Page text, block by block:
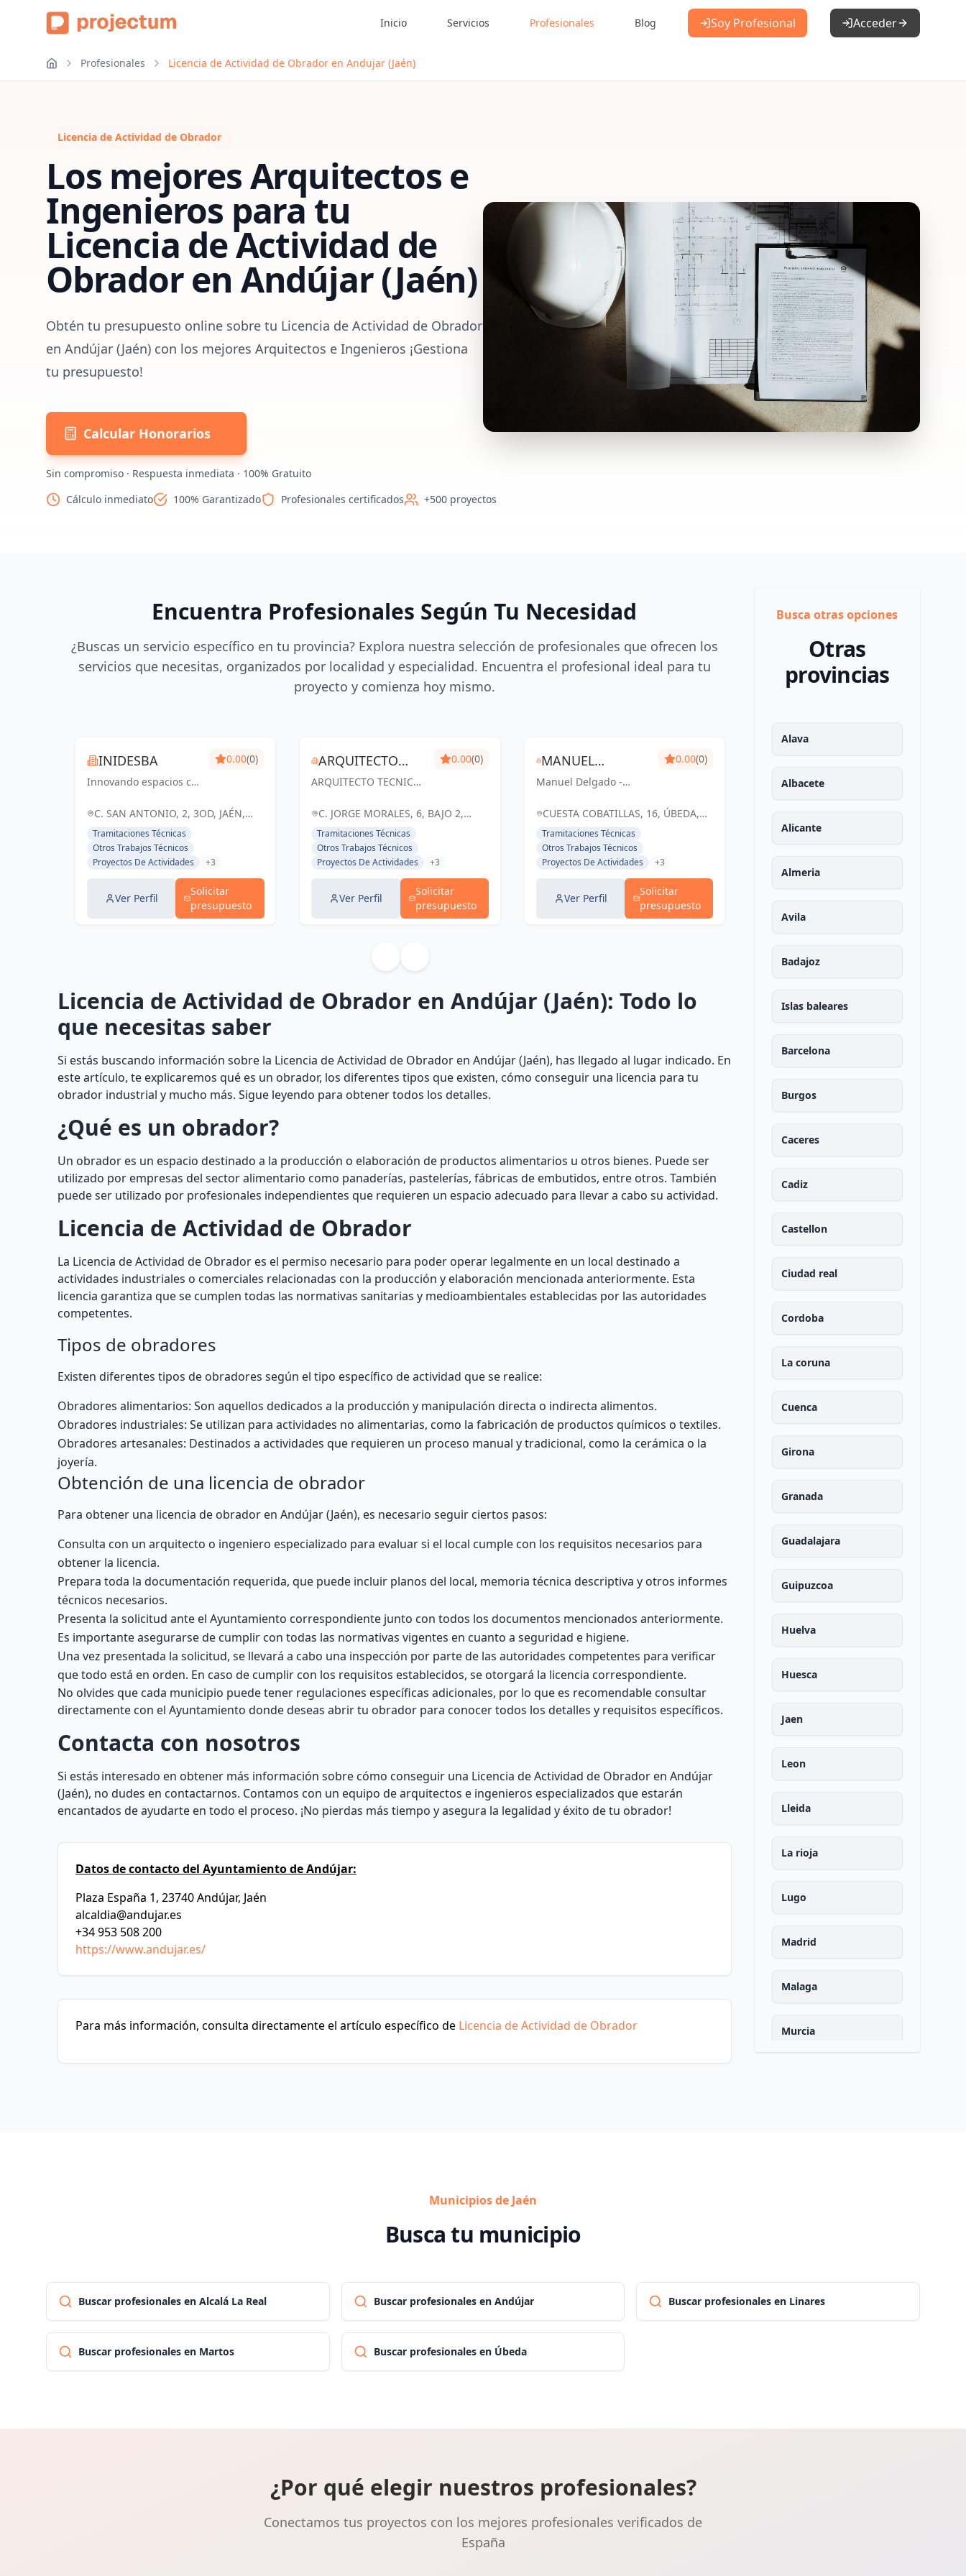
Inicio Servicios Profesionales Blog Soy Profesional Acceder
Profesionales Licencia de Actividad de Obrador en Andujar (Jaén)
Licencia de Actividad de Obrador
Los mejores Arquitectos e
Ingenieros para tu
Licencia de Actividad de
Obradoren Andújar (Jaén)
Obtén tu presupuesto online sobre tu Licencia de Actividad de Obrador
en Andújar (Jaén) con los mejores Arquitectos e Ingenieros ¡Gestiona
tu presupuesto!
Calcular Honorarios
Sin compromiso · Respuesta inmediata · 100% Gratuito
Cálculo inmediato
100% Garantizado Profesionales certificados +500 proyectos
Encuentra Profesionales Según Tu Necesidad
¿Buscas un servicio específico en tu provincia? Explora nuestra selección de profesionales que ofrecen los
servicios que necesitas, organizados por localidad y especialidad. Encuentra el profesional ideal para tu
proyecto y comienza hoy mismo.
INIDESBA
Innovando espacios con
arquitectónico de
0.00(0)
C. SAN ANTONIO, 2, 3OD, JAÉN,
ESPAÑA, España
Tramitaciones Técnicas
Otros Trabajos Técnicos
Proyectos De Actividades
+3
Ver Perfil
Solicitar
presupuesto
ARQUITECTO
TECNICO TMPRO
ARQUITECTO TECNICO
técnicas y creativas
ingeniería y
arquitectura en Jaén.
0.00(0)
C. JORGE MORALES, 6, BAJO 2,
JAÉN, ESPAÑA, España
Tramitaciones Técnicas
Otros Trabajos Técnicos
Proyectos De Actividades
+3
Ver Perfil
Solicitar
presupuesto
MANUEL
DELGADO -
ARQUITECTO
TÉCNICO
Manuel Delgado -
Soluciones ingeniosas
Úbeda y Jaén.
Trabajando juntos,
construyendo sueños.
0.00(0)
CUESTA COBATILLAS, 16, ÚBEDA,
JAÉN, ESPAÑA, España
Tramitaciones Técnicas
Otros Trabajos Técnicos
Proyectos De Actividades
+3
Ver Perfil
Solicitar
presupuesto
Licencia de Actividad de Obrador en Andújar (Jaén): Todo lo
que necesitas saber
Si estás buscando información sobre la Licencia de Actividad de Obrador en Andújar (Jaén), has llegado al lugar indicado. En
este artículo, te explicaremos qué es un obrador, los diferentes tipos que existen, cómo conseguir una licencia para tu
obrador industrial y mucho más. Sigue leyendo para obtener todos los detalles.
¿Qué es un obrador?
Un obrador es un espacio destinado a la producción o elaboración de productos alimentarios u otros bienes. Puede ser
utilizado por empresas del sector alimentario como panaderías, pastelerías, fábricas de embutidos, entre otros. También
puede ser utilizado por profesionales independientes que requieren un espacio adecuado para llevar a cabo su actividad.
Licencia de Actividad de Obrador
La Licencia de Actividad de Obrador es el permiso necesario para poder operar legalmente en un local destinado a
actividades industriales o comerciales relacionadas con la producción y elaboración mencionada anteriormente. Esta
licencia garantiza que se cumplen todas las normativas sanitarias y medioambientales establecidas por las autoridades
competentes.
Tipos de obradores
Existen diferentes tipos de obradores según el tipo específico de actividad que se realice:
Obradores alimentarios: Son aquellos dedicados a la producción y manipulación directa o indirecta alimentos.
Obradores industriales: Se utilizan para actividades no alimentarias, como la fabricación de productos químicos o textiles.
Obradores artesanales: Destinados a actividades que requieren un proceso manual y tradicional, como la cerámica o la
joyería.
Obtención de una licencia de obrador
Para obtener una licencia de obrador en Andújar (Jaén), es necesario seguir ciertos pasos:
Consulta con un arquitecto o ingeniero especializado para evaluar si el local cumple con los requisitos necesarios para
obtener la licencia.
Prepara toda la documentación requerida, que puede incluir planos del local, memoria técnica descriptiva y otros informes
técnicos necesarios.
Presenta la solicitud ante el Ayuntamiento correspondiente junto con todos los documentos mencionados anteriormente.
Es importante asegurarse de cumplir con todas las normativas vigentes en cuanto a seguridad e higiene.
Una vez presentada la solicitud, se llevará a cabo una inspección por parte de las autoridades competentes para verificar
que todo está en orden. En caso de cumplir con los requisitos establecidos, se otorgará la licencia correspondiente.
No olvides que cada municipio puede tener regulaciones específicas adicionales, por lo que es recomendable consultar
directamente con el Ayuntamiento donde deseas abrir tu obrador para conocer todos los detalles y requisitos específicos.
Contacta con nosotros
Si estás interesado en obtener más información sobre cómo conseguir una Licencia de Actividad de Obrador en Andújar
(Jaén), no dudes en contactarnos. Contamos con un equipo de arquitectos e ingenieros especializados que estarán
encantados de ayudarte en todo el proceso. ¡No pierdas más tiempo y asegura la legalidad y éxito de tu obrador!
Datos de contacto del Ayuntamiento de Andújar:
Plaza España 1, 23740 Andújar, Jaén
alcaldia@andujar.es
+34 953 508 200
https://www.andujar.es/
Para más información, consulta directamente el artículo específico de Licencia de Actividad de Obrador
Busca otras opciones
Otras
provincias
Alava
Albacete
Alicante
Almeria
Avila
Badajoz
Islas baleares
Barcelona
Burgos
Caceres
Cadiz
Castellon
Ciudad real
Cordoba
La coruna
Cuenca
Girona
Granada
Guadalajara
Guipuzcoa
Huelva
Huesca
Jaen
Leon
Lleida
La rioja
Lugo
Madrid
Malaga
Murcia
Pontevedra
Municipios de Jaén
Busca tu municipio
Buscar profesionales en Alcalá La Real Buscar profesionales en Andújar Buscar profesionales en Linares
Buscar profesionales en Martos Buscar profesionales en Úbeda
¿Por qué elegir nuestros profesionales?
Conectamos tus proyectos con los mejores profesionales verificados de
España